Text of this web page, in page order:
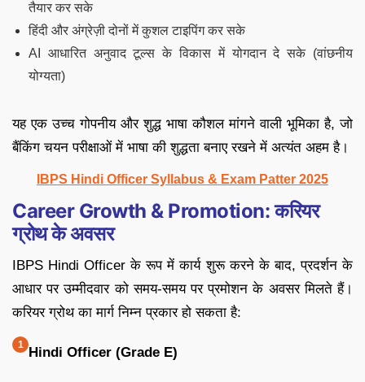
तैयार कर सके
हिंदी और अंग्रेज़ी दोनों में कुशल टाइपिंग कर सके
AI आधारित अनुवाद टूल्स के विकास में योगदान दे सके (वांछनीय
योग्यता)
यह एक उच्च गोपनीय और शुद्ध भाषा कौशल मांगने वाली भूमिका है, जो
बैंकिंग चयन परीक्षाओं में भाषा की शुद्धता बनाए रखने में अत्यंत अहम है।
IBPS Hindi Officer Syllabus & Exam Patter 2025
Career Growth & Promotion: करियर
ग्रोथ के अवसर
IBPS Hindi Officer के रूप में कार्य शुरू करने के बाद, प्रदर्शन के
आधार पर उम्मीदवार को समय-समय पर प्रमोशन के अवसर मिलते हैं।
करियर ग्रोथ का मार्ग निम्न प्रकार हो सकता है:
Hindi Officer (Grade E)